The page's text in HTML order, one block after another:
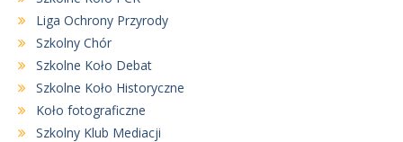
Liga Ochrony Przyrody
Szkolny Chór
Szkolne Koło Debat
Szkolne Koło Historyczne
Koło fotograficzne
Szkolny Klub Mediacji